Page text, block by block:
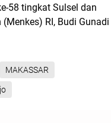
58 tingkat Sulsel dan
RI, Budi Gunadi
MAKASSAR